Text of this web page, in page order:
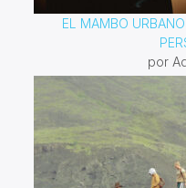
EL MAMBO
por